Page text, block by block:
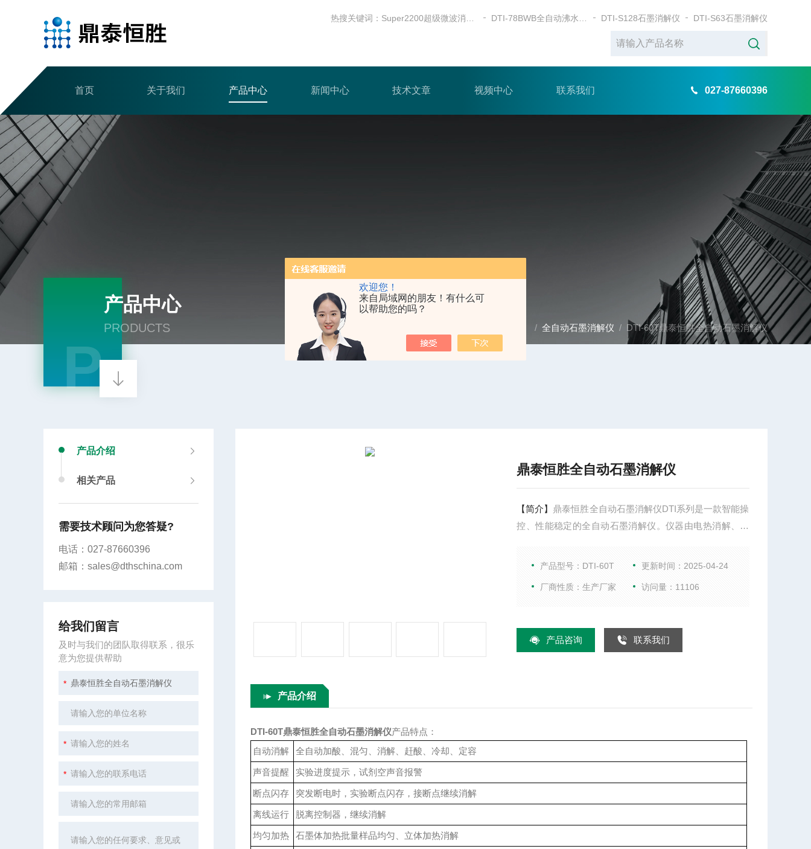
欢迎您！
来自局域网的朋友！有什么可
以帮助您的吗？
热搜关键词： DTI-S128石墨消解仪 DTI-S63石墨消解仪
首页 关于我们 产品中心 新闻中心 技术文章 视频中心 联系我们 027-87660396
产品中心
PRODUCTS
P
/ / 全自动石墨消解仪 / DTI-60T鼎泰恒胜全自动石墨消解仪
鼎泰恒胜全自动石墨消解仪
【简介】 鼎泰恒胜全自动石墨消解仪DTI系列是一款智能操
控、性能稳定的全自动石墨消解仪。仪器由电热消解、自
荡、液位传感定容、机械臂托举、声控系统、PC智能控制
降温消解、样品混匀、赶酸、样品冷却、定容，对消解实
智能
产品型号：DTI-60T 更新时间：2025-04-24
厂商性质：生产厂家 访问量：11106
产品咨询 联系我们
产品介绍
DTI-60T鼎泰恒胜全自动石墨消解仪产品特点：
自动消解
全自动加酸、混匀、消解、 赶酸、冷却、定容
声音提醒 实验进度提示，试剂空声音报警
断点闪存 突发断电时，实验断点闪存，接断点继续消解
离线运行 脱离控制器，继续消解
均匀加热 石墨体加热批量样品均匀、立体加热消解
产品介绍
相关产品
需要技术顾问为您答疑?
电话：027-87660396
邮箱：sales@dthschina.com
给我们留言
及时与我们的团队取得联系，很乐
意为您提供帮助